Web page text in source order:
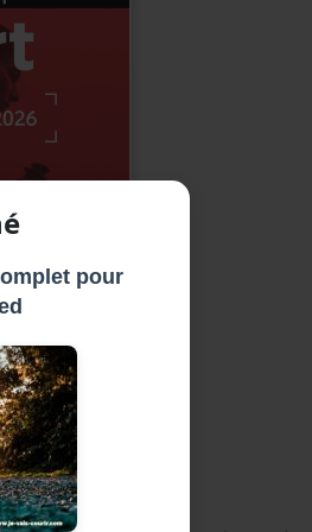
pour